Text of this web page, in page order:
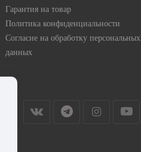
Гарантия на товар
Политика конфиденциальности
Согласие на обработку персональных
данных